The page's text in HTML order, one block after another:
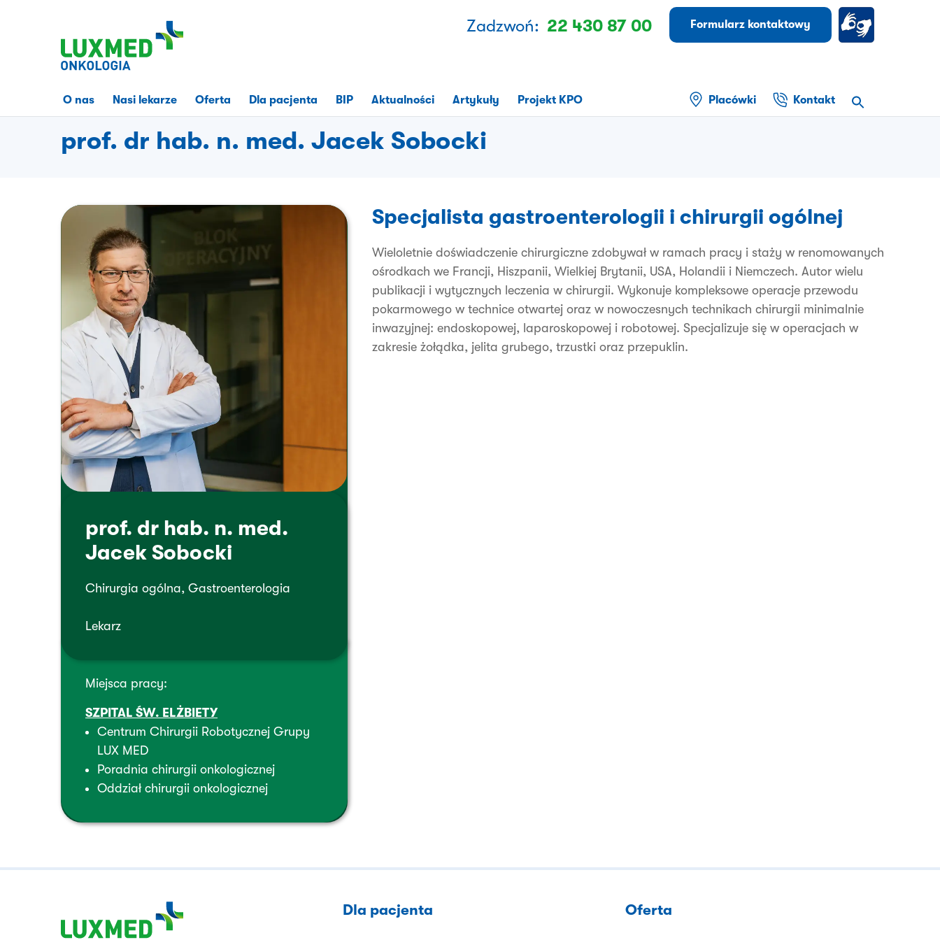
Zadzwoń: 22 430 87 00 Formularz kontaktowy
O nas Nasi lekarze Oferta Dla pacjenta BIP Aktualności Artykuły Projekt KPO Placówki Kontakt
prof. dr hab. n. med. Jacek Sobocki
prof. dr hab. n. med.
Jacek Sobocki
Chirurgia ogólna, Gastroenterologia
Lekarz
Miejsca pracy:
SZPITAL ŚW. ELŻBIETY
Centrum Chirurgii Robotycznej Grupy
LUX MED
Poradnia chirurgii onkologicznej
Oddział chirurgii onkologicznej
Specjalista gastroenterologii i chirurgii ogólnej
Wieloletnie doświadczenie chirurgiczne zdobywał w ramach pracy i staży w renomowanych
ośrodkach we Francji, Hiszpanii, Wielkiej Brytanii, USA, Holandii i Niemczech. Autor wielu
publikacji i wytycznych leczenia w chirurgii. Wykonuje kompleksowe operacje przewodu
pokarmowego w technice otwartej oraz w nowoczesnych technikach chirurgii minimalnie
inwazyjnej: endoskopowej, laparoskopowej i robotowej. Specjalizuje się w operacjach w
zakresie żołądka, jelita grubego, trzustki oraz przepuklin.
Dla pacjenta Oferta